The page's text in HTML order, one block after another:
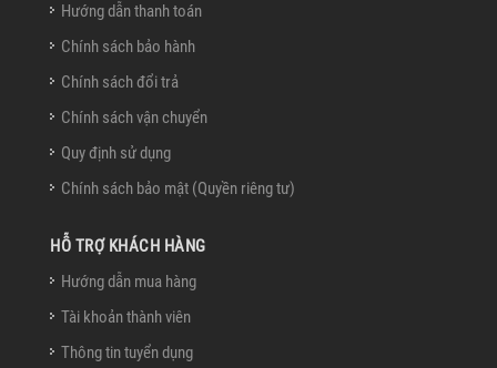
Hướng dẫn thanh toán
Chính sách bảo hành
Chính sách đổi trả
Chính sách vận chuyển
Quy định sử dụng
Chính sách bảo mật (Quyền riêng tư)
HỖ TRỢ KHÁCH HÀNG
Hướng dẫn mua hàng
Tài khoản thành viên
Thông tin tuyển dụng